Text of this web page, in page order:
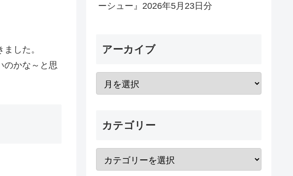
した。
のかな～と思
ーシュー』2026年5月23日分
アーカイブ
カテゴリー